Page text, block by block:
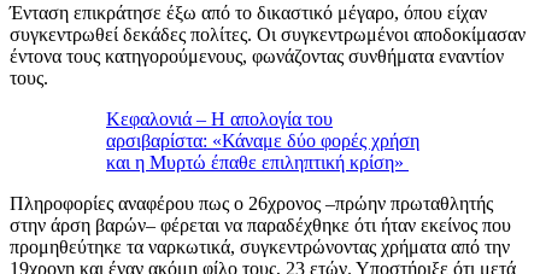
Ένταση επικράτησε έξω από το δικαστικό μέγαρο, όπου είχαν
συγκεντρωθεί δεκάδες πολίτες. Οι συγκεντρωμένοι αποδοκίμασαν
έντονα τους κατηγορούμενους, φωνάζοντας συνθήματα εναντίον
τους.
Κεφαλονιά – Η απολογία του
αρσιβαρίστα: «Κάναμε δύο φορές χρήση
και η Μυρτώ έπαθε επιληπτική κρίση»
Πληροφορίες αναφέρου πως ο 26χρονος –πρώην πρωταθλητής
στην άρση βαρών– φέρεται να παραδέχθηκε ότι ήταν εκείνος που
προμηθεύτηκε τα ναρκωτικά, συγκεντρώνοντας χρήματα από την
19χρονη και έναν ακόμη φίλο τους, 23 ετών. Υποστήριξε ότι μετά